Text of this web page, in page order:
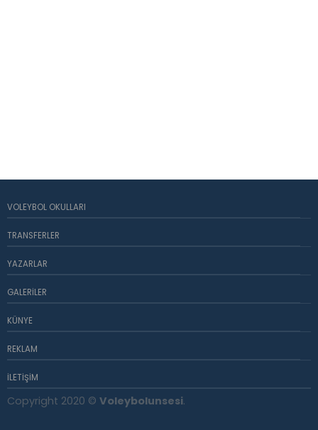
VOLEYBOL OKULLARI
TRANSFERLER
YAZARLAR
GALERILER
KÜNYE
REKLAM
İLETIŞIM
Copyright 2020 © Voleybolunsesi.